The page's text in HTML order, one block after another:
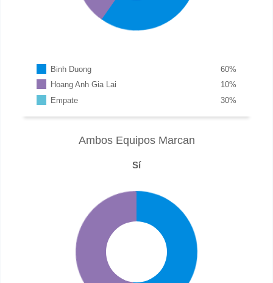
Binh Duong %
60
Hoang Anh Gia Lai
%
10
Empate
%
30
Ambos Equipos Marcan
Sí